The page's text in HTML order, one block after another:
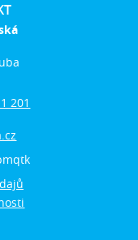
201